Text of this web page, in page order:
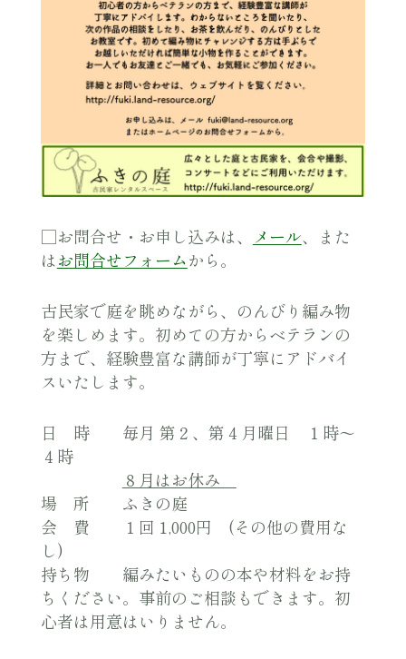
□お問合せ・お申し込みは、 メール、また
はお問合せフォームから。
古民家で庭を眺めながら、のんびり編み物
を楽しめます。初めての方からベテランの
方まで、経験豊富な講師が丁寧にアドバイ
スいたします。
日 時 毎月 第２、第４月曜日 １時〜
４時
８月はお休み
場 所 ふきの庭
会 費 １回 1,000円 (その他の費用な
し)
持ち物 編みたいものの本や材料をお持
ちください。事前のご相談もできます。初
心者は用意はいりません。